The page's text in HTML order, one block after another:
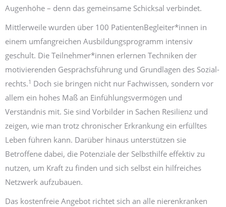
Augen­höhe – denn das gemeinsame Schicksal verbindet.
Mittlerweile wurden über 100 PatientenBegleiter*innen in
einem umfangreichen Ausbildungs­programm intensiv
geschult. Die Teilnehmer*innen erlernen Techniken der
motivierenden Gesprächs­führung und Grund­lagen des Sozial­
rechts.1 Doch sie bringen nicht nur Fach­wissen, sondern vor
allem ein hohes Maß an Einfühlungs­vermögen und
Verständnis mit. Sie sind Vorbilder in Sachen Resilienz und
zeigen, wie man trotz chronischer Erkrankung ein erfülltes
Leben führen kann. Darüber hinaus unterstützen sie
Betroffene dabei, die Potenziale der Selbst­hilfe effektiv zu
nutzen, um Kraft zu finden und sich selbst ein hilfreiches
Netz­werk aufzubauen.
Das kosten­freie Angebot richtet sich an alle nierenkranken